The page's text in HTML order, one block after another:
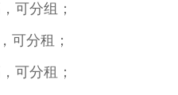
可分组；
可分租；
可分租；